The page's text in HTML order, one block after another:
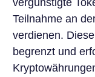
Teilnahme an
verdienen.
begrenzt und